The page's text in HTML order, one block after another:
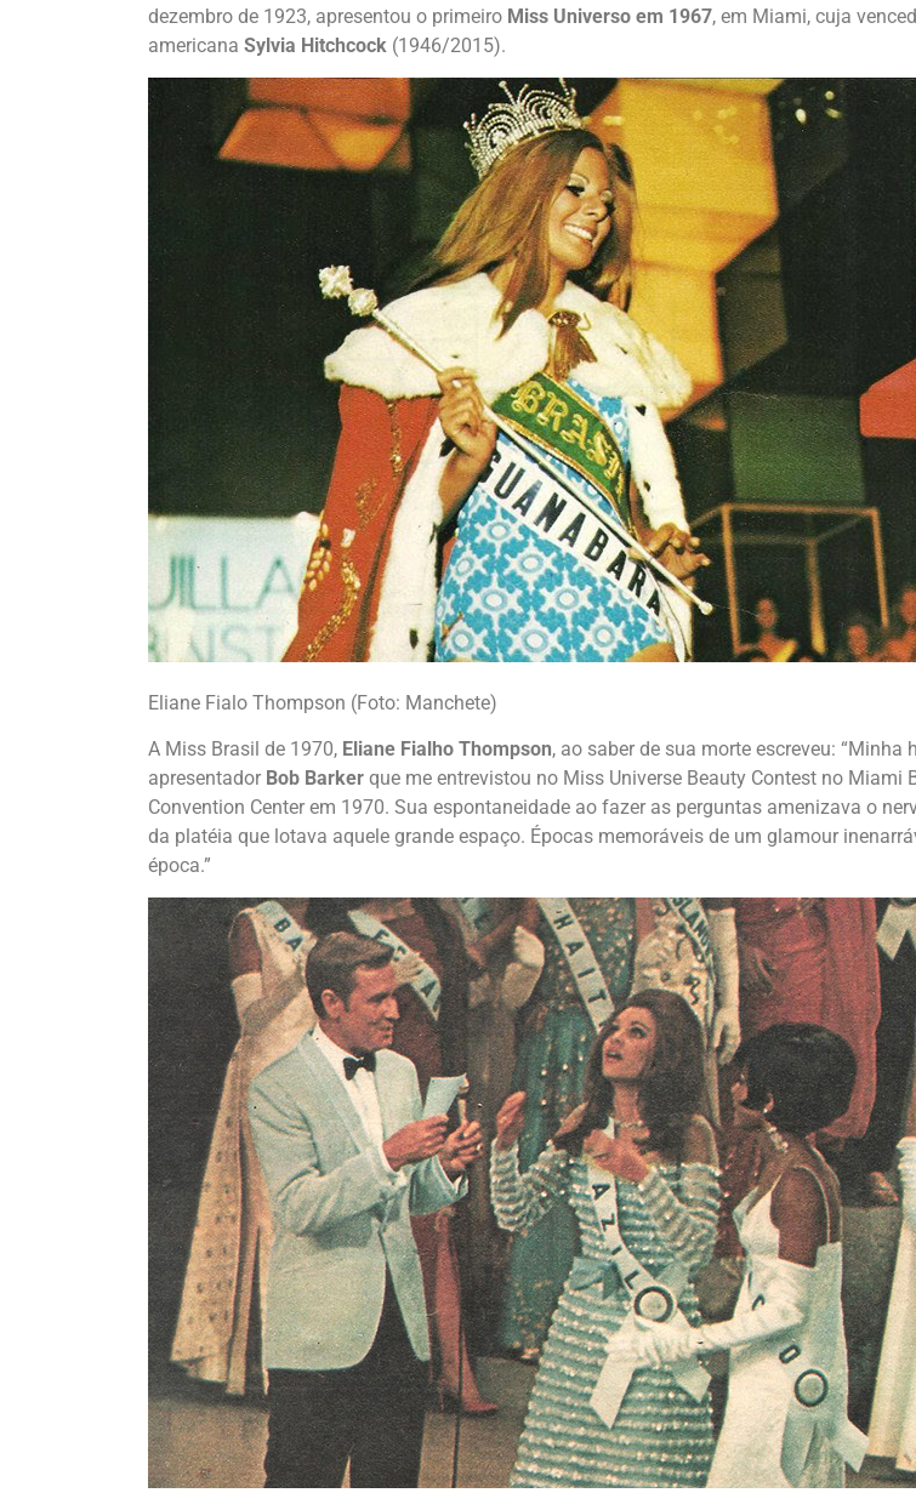
dezembro de 1923, apresentou o primeiro Miss Universo em 1967, em Miami, cuja
americana Sylvia Hitchcock (1946/2015).
Eliane Fialo Thompson (Foto: Manchete)
A Miss Brasil de 1970, Eliane Fialho Thompson, ao saber de sua morte escreveu: “Minha
apresentador Bob Barker que me entrevistou no Miss Universe Beauty Contest no Miami
Convention Center em 1970. Sua espontaneidade ao fazer as perguntas amenizava o
da platéia que lotava aquele grande espaço. Épocas memoráveis de um glamour
época.”